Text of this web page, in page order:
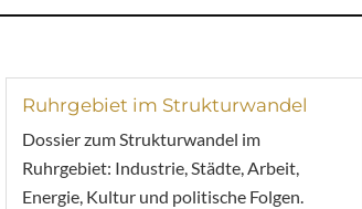
Ruhrgebiet im Strukturwandel
Dossier zum Strukturwandel im
Ruhrgebiet: Industrie, Städte, Arbeit,
Energie, Kultur und politische Folgen.